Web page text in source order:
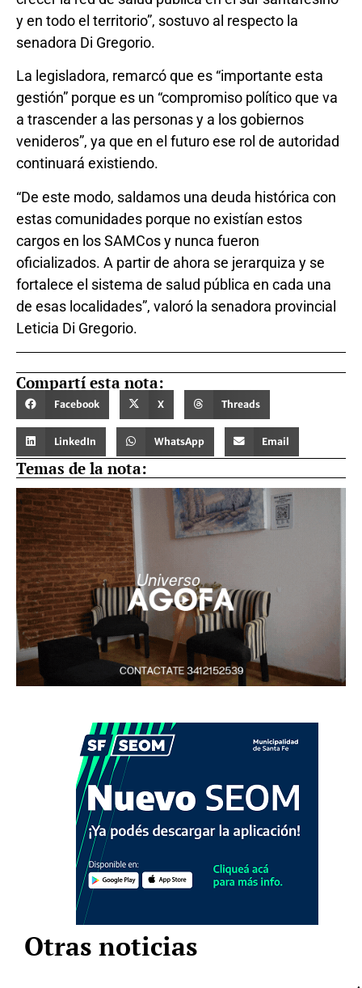
y en todo el territorio”, sostuvo al respecto la
senadora Di Gregorio.
La legisladora, remarcó que es “importante esta
gestión” porque es un “compromiso político que va
a trascender a las personas y a los gobiernos
venideros”, ya que en el futuro ese rol de autoridad
continuará existiendo.
“De este modo, saldamos una deuda histórica con
estas comunidades porque no existían estos
cargos en los SAMCos y nunca fueron
oficializados. A partir de ahora se jerarquiza y se
fortalece el sistema de salud pública en cada una
de esas localidades”, valoró la senadora provincial
Leticia Di Gregorio.
Compartí esta nota:
Facebook X Threads
LinkedIn WhatsApp Email
Temas de la nota:
Otras noticias